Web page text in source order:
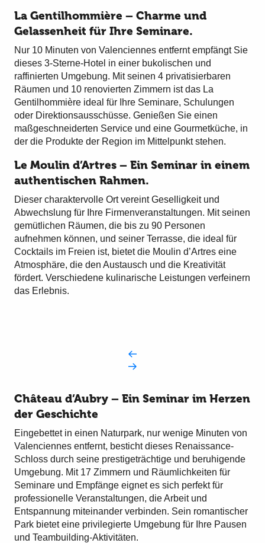
La Gentilhommière – Charme und
Gelassenheit für Ihre Seminare.
Nur 10 Minuten von Valenciennes entfernt empfängt Sie
dieses 3-Sterne-Hotel in einer bukolischen und
raffinierten Umgebung. Mit seinen 4 privatisierbaren
Räumen und 10 renovierten Zimmern ist das La
Gentilhommière ideal für Ihre Seminare, Schulungen
oder Direktionsausschüsse. Genießen Sie einen
maßgeschneiderten Service und eine Gourmetküche, in
der die Produkte der Region im Mittelpunkt stehen.
Le Moulin d’Artres – Ein Seminar in einem
authentischen Rahmen.
Dieser charaktervolle Ort vereint Geselligkeit und
Abwechslung für Ihre Firmenveranstaltungen. Mit seinen
gemütlichen Räumen, die bis zu 90 Personen
aufnehmen können, und seiner Terrasse, die ideal für
Cocktails im Freien ist, bietet die Moulin d’Artres eine
Atmosphäre, die den Austausch und die Kreativität
fördert. Verschiedene kulinarische Leistungen verfeinern
das Erlebnis.
Château d’Aubry – Ein Seminar im Herzen
der Geschichte
Eingebettet in einen Naturpark, nur wenige Minuten von
Valenciennes entfernt, besticht dieses Renaissance-
Schloss durch seine prestigeträchtige und beruhigende
Umgebung. Mit 17 Zimmern und Räumlichkeiten für
Seminare und Empfänge eignet es sich perfekt für
professionelle Veranstaltungen, die Arbeit und
Entspannung miteinander verbinden. Sein romantischer
Park bietet eine privilegierte Umgebung für Ihre Pausen
und Teambuilding-Aktivitäten.